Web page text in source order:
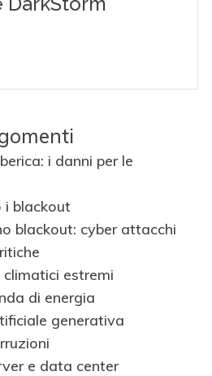
i danni per le
i blackout
blackout: cyber attacchi
estremi
di energia
generativa
e data center